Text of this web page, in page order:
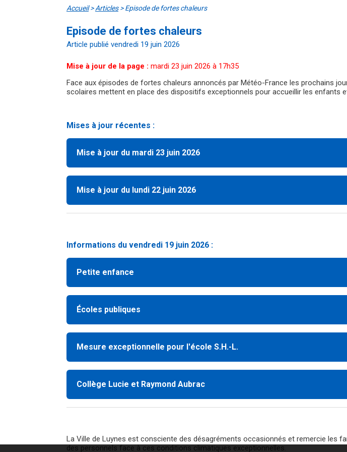
Accueil>Articles>Episode de fortes chaleurs
Episode de fortes chaleurs
Article publié vendredi 19 juin 2026
Mise à jour de la page : mardi 23 juin 2026 à 17h35
Face aux épisodes de fortes chaleurs annoncés par Météo-France les prochains
scolaires mettent en place des dispositifs exceptionnels pour accueillir les enfants
Mises à jour récentes :
Mise à jour du mardi 23 juin 2026
Mise à jour du lundi 22 juin 2026
Informations du vendredi 19 juin 2026 :
Petite enfance
Écoles publiques
Mesure exceptionnelle pour l'école S.H.-L.
Collège Lucie et Raymond Aubrac
La Ville de Luynes est consciente des désagréments occasionnés et remercie les
des personnels face à ces conditions climatiques exceptionnelles.